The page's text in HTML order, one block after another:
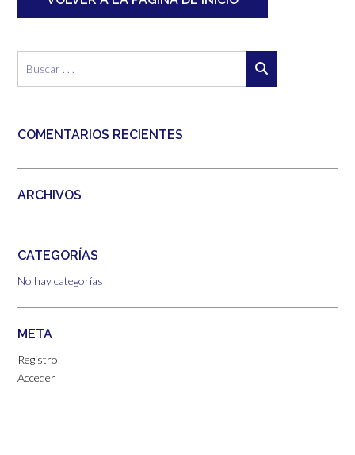
COMENTARIOS RECIENTES
ARCHIVOS
CATEGORÍAS
No hay categorías
META
Registro
Acceder